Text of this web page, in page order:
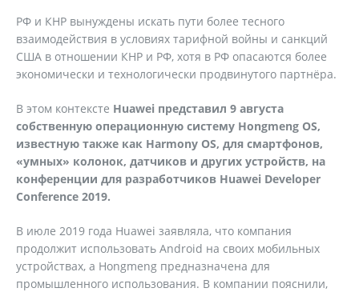
РФ и КНР вынуждены искать пути более тесного
взаимодействия в условиях тарифной войны и санкций
США в отношении КНР и РФ, хотя в РФ опасаются более
экономически и технологически продвинутого партнёра.
В этом контексте Huawei представил 9 августа
собственную операционную систему Hongmeng OS,
известную также как Harmony OS, для смартфонов,
«умных» колонок, датчиков и других устройств, на
конференции для разработчиков Huawei Developer
Conference 2019.
В июле 2019 года Huawei заявляла, что компания
продолжит использовать Android на своих мобильных
устройствах, а Hongmeng предназначена для
промышленного использования. В компании пояснили,